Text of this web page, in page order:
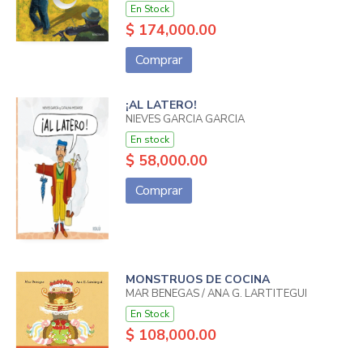
En Stock
$ 174,000.00
Comprar
¡AL LATERO!
NIEVES GARCIA GARCIA
En stock
$ 58,000.00
Comprar
MONSTRUOS DE COCINA
MAR BENEGAS / ANA G. LARTITEGUI
En Stock
$ 108,000.00